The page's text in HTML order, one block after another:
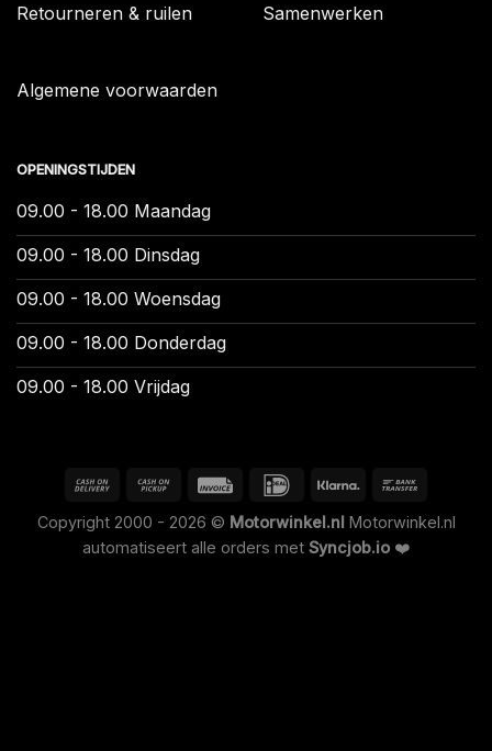
Retourneren & ruilen
Algemene voorwaarden
Samenwerken
OPENINGSTIJDEN
09.00 - 18.00 Maandag
09.00 - 18.00 Dinsdag
09.00 - 18.00 Woensdag
09.00 - 18.00 Donderdag
09.00 - 18.00 Vrijdag
Copyright 2000 - 2026 © Motorwinkel.nl Motorwinkel.nl
automatiseert alle orders met Syncjob.io ❤️